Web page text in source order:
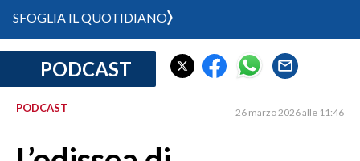
CRONACA SARDEGNA
SULCIS IGLESIENTE
SFOGLIA IL QUOTIDIANO
PODCAST
PODCAST 26 marzo 2026 alle 11:46